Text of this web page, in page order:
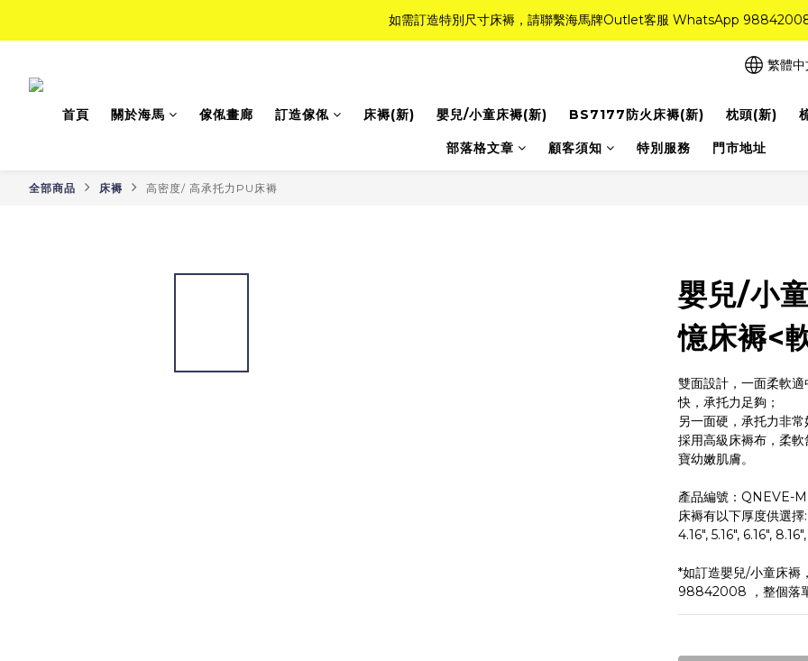
如需訂造特別尺寸床褥，請聯繫海馬牌Outlet客服 WhatsApp
如需訂造特別尺寸床褥，請聯繫海馬牌Outlet客服 WhatsApp
Top-Tier Quality系列床褥82折(新永久記憶床褥 及 健康記憶床褥)＋送禮品＋免運費(
如需訂造特別尺寸床褥，請聯繫海馬牌Outlet客服 WhatsApp
繁體中
首頁 關於海馬 傢俬畫廊 訂造傢俬 床褥(新) 嬰兒/小童床褥(新) BS7177防火床褥(新) 枕頭(新)
部落格文章 顧客須知 特別服務 門市地址
全部商品 床褥 高密度/ 高承托力PU床褥
嬰兒/小
憶床褥<
雙面設計，一面柔軟
快，承托力足夠；
另一面硬，承托力非
採用高級床褥布，柔
寶幼嫩肌膚。
產品編號：QNEVE-
床褥有以下厚度供選擇:
4.16", 5.16", 6.16",
*如訂造嬰兒/小童床
98842008 ，整個落